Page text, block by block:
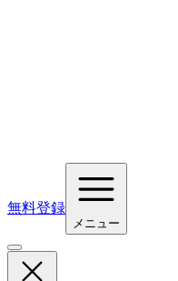
無料登録
メニュー